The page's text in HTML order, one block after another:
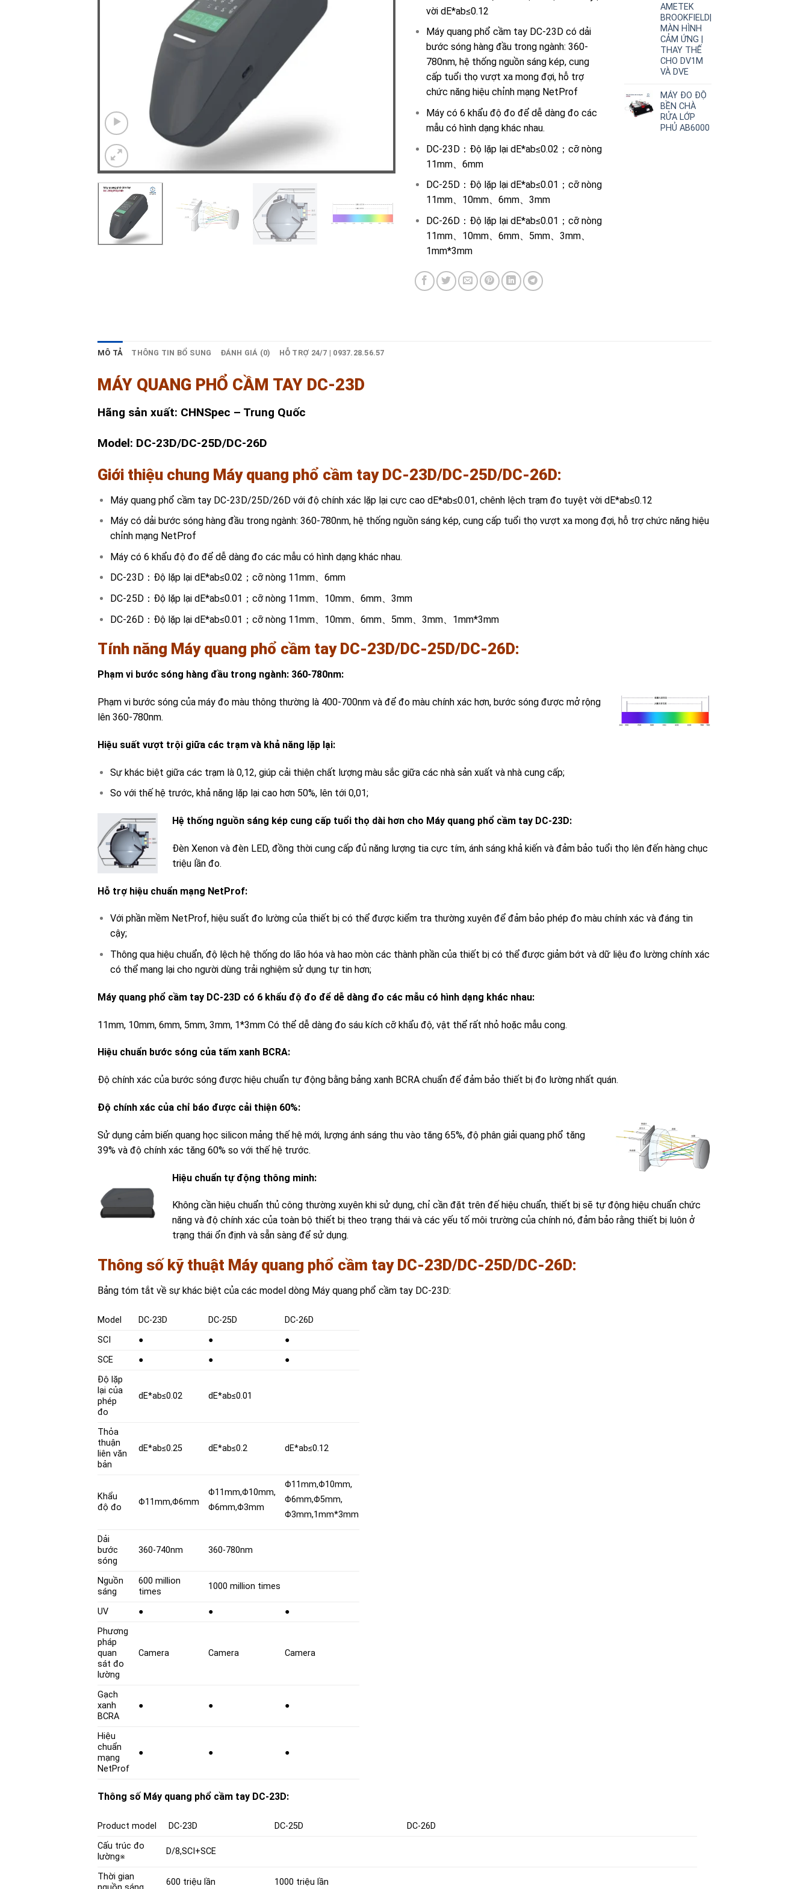
vời dE*ab≤0.12
Máy quang phổ cầm tay DC-23D có dải
bước sóng hàng đầu trong ngành: 360-
780nm, hệ thống nguồn sáng kép, cung
cấp tuổi thọ vượt xa mong đợi, hỗ trợ
chức năng hiệu chỉnh mạng NetProf
Máy có 6 khẩu độ đo để dễ dàng đo các
mẫu có hình dạng khác nhau.
DC-23D：Độ lặp lại dE*ab≤0.02；cỡ nòng
11mm、6mm
DC-25D：Độ lặp lại dE*ab≤0.01；cỡ nòng
11mm、10mm、6mm、3mm
DC-26D：Độ lặp lại dE*ab≤0.01；cỡ nòng
11mm、10mm、6mm、5mm、3mm、
1mm*3mm
AMETEK
BROOKFIELD|
MÀN HÌNH
CẢM ỨNG |
THAY THẾ
CHO DV1M
VÀ DVE
MÁY ĐO ĐỘ
BỀN CHÀ
RỬA LỚP
PHỦ AB6000
MÔ TẢ THÔNG TIN BỔ SUNG ĐÁNH GIÁ (0) HỖ TRỢ 24/7 | 0937.28.56.57
MÁY QUANG PHỔ CẦM TAY DC-23D
Hãng sản xuất: CHNSpec – Trung Quốc
Model: DC-23D/DC-25D/DC-26D
Giới thiệu chung Máy quang phổ cầm tay DC-23D/DC-25D/DC-26D:
Máy quang phổ cầm tay DC-23D/25D/26D với độ chính xác lặp lại cực cao dE*ab≤0.01, chênh lệch trạm đo tuyệt vời dE*ab≤0.12
Máy có dải bước sóng hàng đầu trong ngành: 360-780nm, hệ thống nguồn sáng kép, cung cấp tuổi thọ vượt xa mong đợi, hỗ trợ chức năng hiệu
chỉnh mạng NetProf
Máy có 6 khẩu độ đo để dễ dàng đo các mẫu có hình dạng khác nhau.
DC-23D：Độ lặp lại dE*ab≤0.02；cỡ nòng 11mm、6mm
DC-25D：Độ lặp lại dE*ab≤0.01；cỡ nòng 11mm、10mm、6mm、3mm
DC-26D：Độ lặp lại dE*ab≤0.01；cỡ nòng 11mm、10mm、6mm、5mm、3mm、1mm*3mm
Tính năng Máy quang phổ cầm tay DC-23D/DC-25D/DC-26D:
Phạm vi bước sóng hàng đầu trong ngành: 360-780nm:
Phạm vi bước sóng của máy đo màu thông thường là 400-700nm và để đo màu chính xác hơn, bước sóng được mở rộng
lên 360-780nm.
Hiệu suất vượt trội giữa các trạm và khả năng lặp lại:
Sự khác biệt giữa các trạm là 0,12, giúp cải thiện chất lượng màu sắc giữa các nhà sản xuất và nhà cung cấp;
So với thế hệ trước, khả năng lặp lại cao hơn 50%, lên tới 0,01;
Hệ thống nguồn sáng kép cung cấp tuổi thọ dài hơn cho Máy quang phổ cầm tay DC-23D:
Đèn Xenon và đèn LED, đồng thời cung cấp đủ năng lượng tia cực tím, ánh sáng khả kiến ​​và đảm bảo tuổi thọ lên đến hàng chục
triệu lần đo.
Hỗ trợ hiệu chuẩn mạng NetProf:
Với phần mềm NetProf, hiệu suất đo lường của thiết bị có thể được kiểm tra thường xuyên để đảm bảo phép đo màu chính xác và đáng tin
cậy;
Thông qua hiệu chuẩn, độ lệch hệ thống do lão hóa và hao mòn các thành phần của thiết bị có thể được giảm bớt và dữ liệu đo lường chính xác
có thể mang lại cho người dùng trải nghiệm sử dụng tự tin hơn;
Máy quang phổ cầm tay DC-23D có 6 khẩu độ đo để dễ dàng đo các mẫu có hình dạng khác nhau:
11mm, 10mm, 6mm, 5mm, 3mm, 1*3mm Có thể dễ dàng đo sáu kích cỡ khẩu độ, vật thể rất nhỏ hoặc mẫu cong.
Hiệu chuẩn bước sóng của tấm xanh BCRA:
Độ chính xác của bước sóng được hiệu chuẩn tự động bằng bảng xanh BCRA chuẩn để đảm bảo thiết bị đo lường nhất quán.
Độ chính xác của chỉ báo được cải thiện 60%:
Sử dụng cảm biến quang học silicon mảng thế hệ mới, lượng ánh sáng thu vào tăng 65%, độ phân giải quang phổ tăng
39% và độ chính xác tăng 60% so với thế hệ trước.
Hiệu chuẩn tự động thông minh:
Không cần hiệu chuẩn thủ công thường xuyên khi sử dụng, chỉ cần đặt trên đế hiệu chuẩn, thiết bị sẽ tự động hiệu chuẩn chức
năng và độ chính xác của toàn bộ thiết bị theo trạng thái và các yếu tố môi trường của chính nó, đảm bảo rằng thiết bị luôn ở
trạng thái ổn định và sẵn sàng để sử dụng.
Thông số kỹ thuật Máy quang phổ cầm tay DC-23D/DC-25D/DC-26D:
Bảng tóm tắt về sự khác biệt của các model dòng Máy quang phổ cầm tay DC-23D:
Model DC-23D DC-25D
DC-26D
SCI
● ●
●
SCE
● ●
●
Độ lặp
lại của
phép
đo
dE*ab≤0.02 dE*ab≤0.01
Thỏa
thuận
liên văn
bản
dE*ab≤0.25 dE*ab≤0.2 dE*ab≤0.12
Khẩu
độ đo
Φ11mm,Φ6mm
Φ11mm,Φ10mm,
Φ6mm,Φ3mm
Φ11mm,Φ10mm,
Φ6mm,Φ5mm,
Φ3mm,1mm*3mm
Dải
bước
sóng
360-740nm 360-780nm
Nguồn
sáng
600 million
times
1000 million times
UV ● ●
●
Phương
pháp
quan
sát đo
lường
Camera Camera Camera
Gạch
xanh
BCRA
● ● ●
Hiệu
chuẩn
mạng
NetProf
● ● ●
Thông số Máy quang phổ cầm tay DC-23D:
Product model DC-23D DC-25D
DC-26D
Cấu trúc đo
lường※
D/8,SCI+SCE
Thời gian
600 triệu lần 1000 triệu lần